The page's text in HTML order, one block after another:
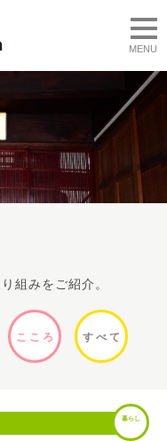
MENU
組みをご紹介。
ここ ろ すべて
暮らし